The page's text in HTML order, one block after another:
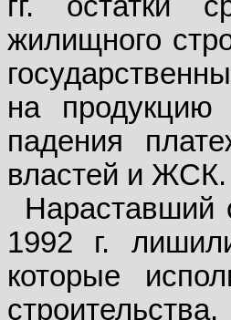
жилищного
на продукцию
падения
властей и ЖСК.
Нараставший
1992 г.
которые